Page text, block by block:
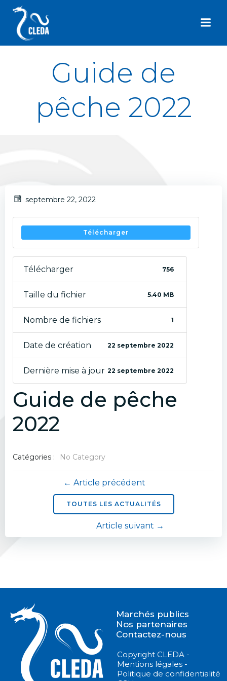
Guide de
pêche 2022
septembre 22, 2022
Télécharger
Télécharger 756
Taille du fichier 5.40 MB
Nombre de fichiers 1
Date de création 22 septembre 2022
Dernière mise à jour 22 septembre 2022
Guide de pêche
2022
Catégories : No Category
Navigation
de
l’article
← Article précédent
TOUTES LES ACTUALITÉS
Navigation
Article suivant →
Marchés publics
Nos partenaires
Contactez-nous
Copyright CLEDA -
Mentions légales -
Politique de confidentialité